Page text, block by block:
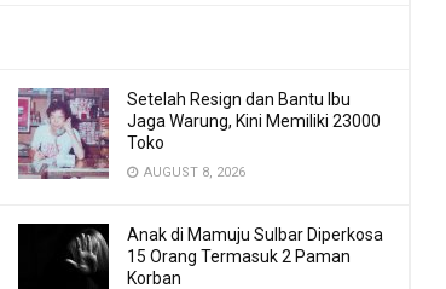
Setelah Resign dan Bantu Ibu
Jaga Warung, Kini Memiliki 23000
Toko
AUGUST 8, 2026
Anak di Mamuju Sulbar Diperkosa
15 Orang Termasuk 2 Paman
Korban